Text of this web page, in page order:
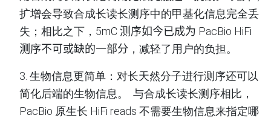
扩增会导致合成长读长测序中的甲基化信息完全丢
失；相比之下 ， 5mC 测序如今已成为 PacBio HiFi
测序不可或缺的一部分 ， 减轻了用户的负担。
3. 生物信息更简单 ： 对长天然分子进行测序还可以
简化后端的生物信息。
与合成长读长测序相比，
PacBio 原生长 HiFi reads 不需要生物信息来指定哪